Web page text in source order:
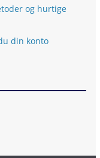
og hurtige
din konto